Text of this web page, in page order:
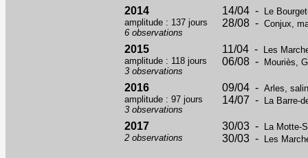
2014
amplitude : 137 jours
6 observations
14/04 - Le
28/08 - Conjux,
2015
amplitude : 118 jours
3 observations
11/04 - Les
06/08 - Mouriès,
2016
amplitude : 97 jours
3 observations
09/04 - Arles,
14/07 - La Barre-
2017
2 observations
30/03 - La Motte-
30/03 - Les